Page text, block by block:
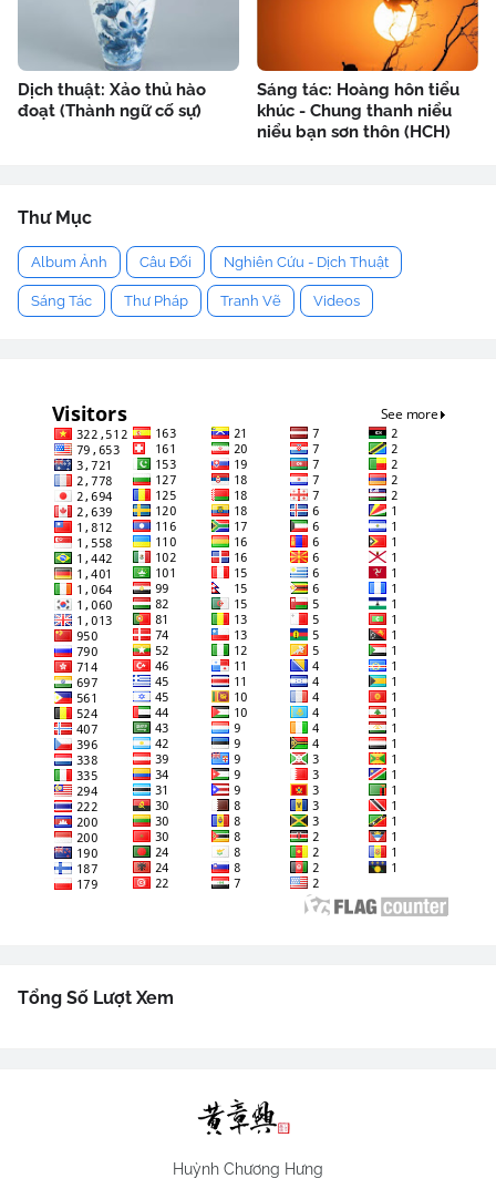
Dịch thuật: Xảo thủ hào
đoạt (Thành ngữ cố sự)
Sáng tác: Hoàng hôn tiểu
khúc - Chung thanh niểu
niểu bạn sơn thôn (HCH)
Thư Mục
Album Ảnh Câu Đối Nghiên Cứu - Dịch Thuật
Sáng Tác Thư Pháp Tranh Vẽ Videos
Tổng Số Lượt Xem
Huỳnh Chương Hưng